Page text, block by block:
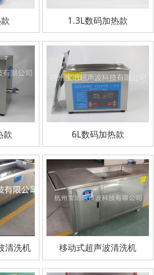
1.3L数码加热款
款 6L数码加热款
清洗机 移动式超声波清洗机